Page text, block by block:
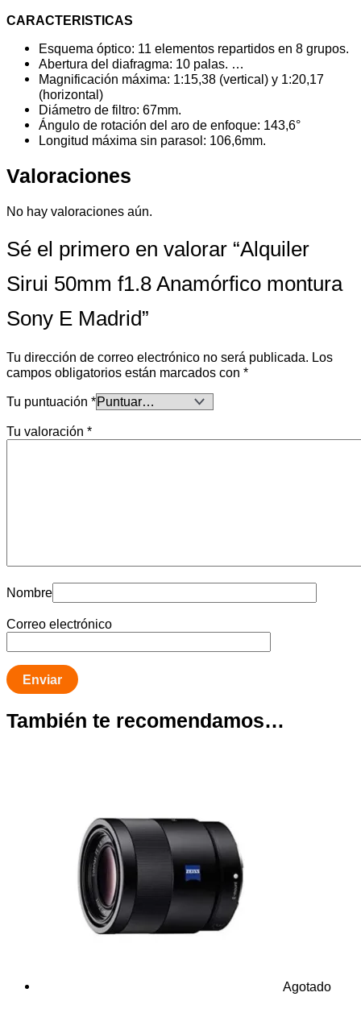
CARACTERISTICAS
Esquema óptico: 11 elementos repartidos en 8 grupos.
Abertura del diafragma: 10 palas. …
Magnificación máxima: 1:15,38 (vertical) y 1:20,17
(horizontal)
Diámetro de filtro: 67mm.
Ángulo de rotación del aro de enfoque: 143,6°
Longitud máxima sin parasol: 106,6mm.
Valoraciones
No hay valoraciones aún.
Sé el primero en valorar “Alquiler
Sirui 50mm f1.8 Anamórfico montura
Sony E Madrid”
Tu dirección de correo electrónico no será publicada. Los
campos obligatorios están marcados con *
Tu puntuación *
Tu valoración *
Nombre
Correo electrónico
También te recomendamos…
Agotado